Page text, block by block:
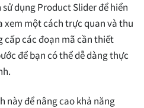
dụng Product Slider để hiển
xem một cách trực quan và thu
cấp các đoạn mã cần thiết
để bạn có thể dễ dàng thực
này để nâng cao khả năng